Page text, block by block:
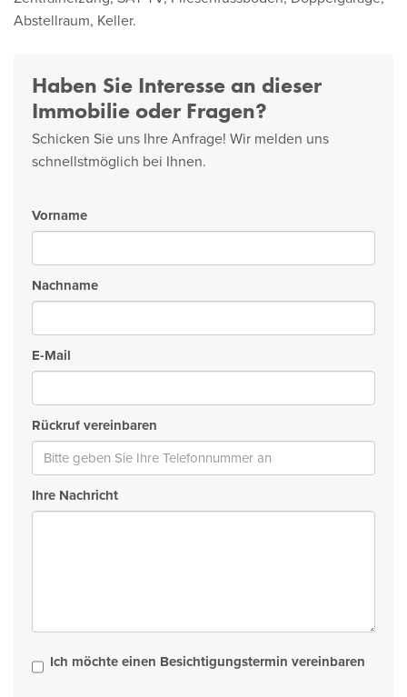
Abstellraum, Keller.
Haben Sie Interesse an dieser
Immobilie oder Fragen?
Schicken Sie uns Ihre Anfrage! Wir melden uns
schnellstmöglich bei Ihnen.
Vorname
Nachname
E-Mail
Rückruf vereinbaren
Ihre Nachricht
Ich möchte einen Besichtigungstermin vereinbaren